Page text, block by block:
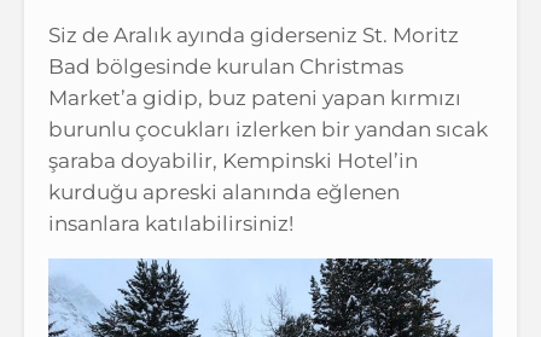
Siz de Aralık ayında giderseniz St. Moritz
Bad bölgesinde kurulan Christmas
Market’a gidip, buz pateni yapan kırmızı
burunlu çocukları izlerken bir yandan sıcak
şaraba doyabilir, Kempinski Hotel’in
kurduğu apreski alanında eğlenen
insanlara katılabilirsiniz!